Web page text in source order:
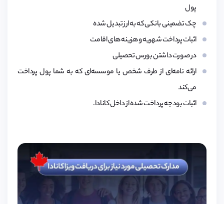
پول
چک تضمینی بانکی که به ارز تبدیل شده
اثبات پرداخت شهریه و هزینه های اقامت
در صورت داشتن بورس تحصیلی
ارائه نامه‌ای از طرف شخص یا موسسه‌ای که به شما پول پرداخت
می‌کند
اثبات بودجه پرداخت شده از داخل کانادا.